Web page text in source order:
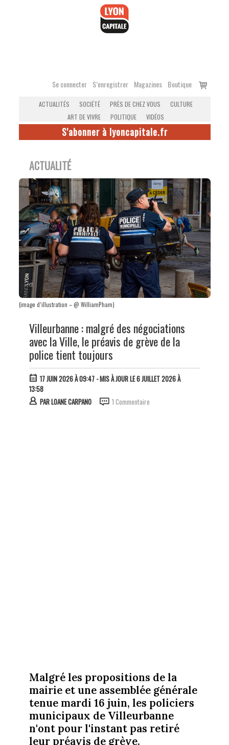
Se connecter S’enregistrer Magazines Boutique
Voir
ACTUALITÉS SOCIÉTÉ PRÈS DE CHEZ VOUS
CULTURE
ART DE VIVRE
POLITIQUE VIDÉOS
S'abonner à lyoncapitale.fr
ACTUALITÉ
(image d’illustration – @ WilliamPham)
Villeurbanne : malgré des négociations
avec la Ville, le préavis de grève de la
police tient toujours
17 JUIN 2026 À 09:47- MIS À JOUR LE 6 JUILLET 2026 À
13:58
PARLOANE CARPANO 1 Commentaire
Malgré les propositions de la
mairie et une assemblée générale
tenue mardi 16 juin, les policiers
municipaux de Villeurbanne
n'ont pour l'instant pas retiré
leur préavis de grève.